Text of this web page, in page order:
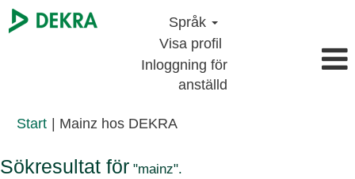
Språk
Visa profil
Inloggning för
anställd
Start Mainz hos DEKRA(aktuell
Sökresultat för "mainz".